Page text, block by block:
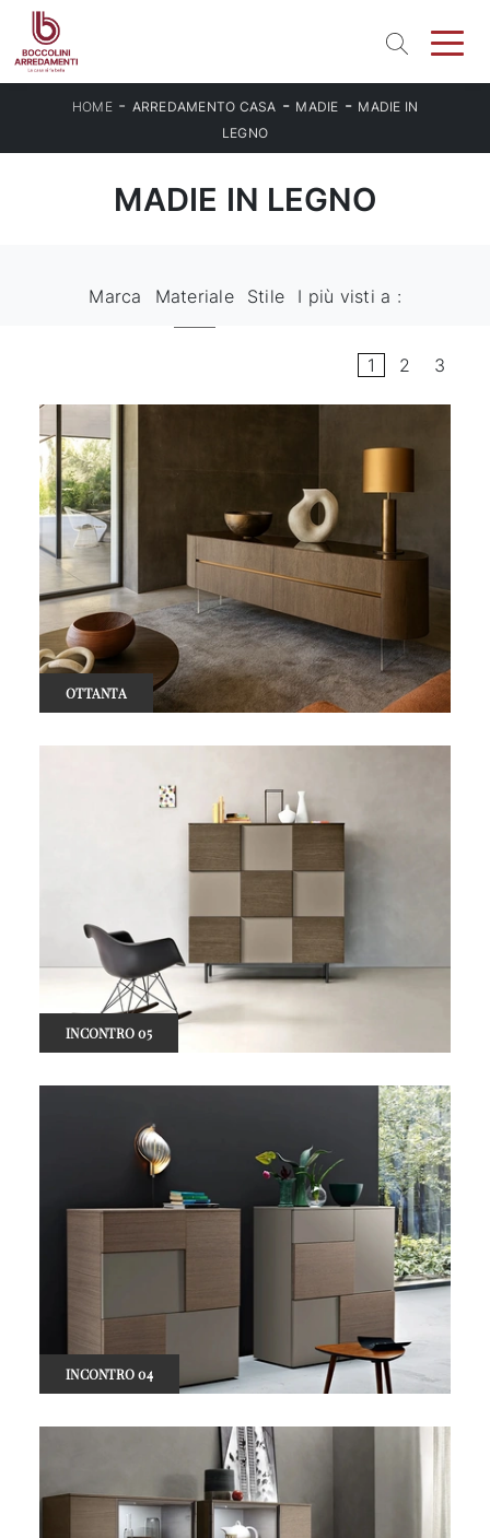
HOME- ARREDAMENTO CASA - MADIE - MADIE IN
LEGNO
MADIE IN LEGNO
Marca Materiale Stile I più visti a :
1 2 3
OTTANTA
INCONTRO 05
INCONTRO 04